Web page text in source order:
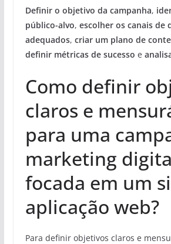
Definir o objetivo da campanha,
público-alvo, escolher os canais de
adequados, criar um plano de
definir métricas de sucesso e
Como definir
claros e
para uma
marketing
focada em um
aplicação web?
Para definir objetivos claros e